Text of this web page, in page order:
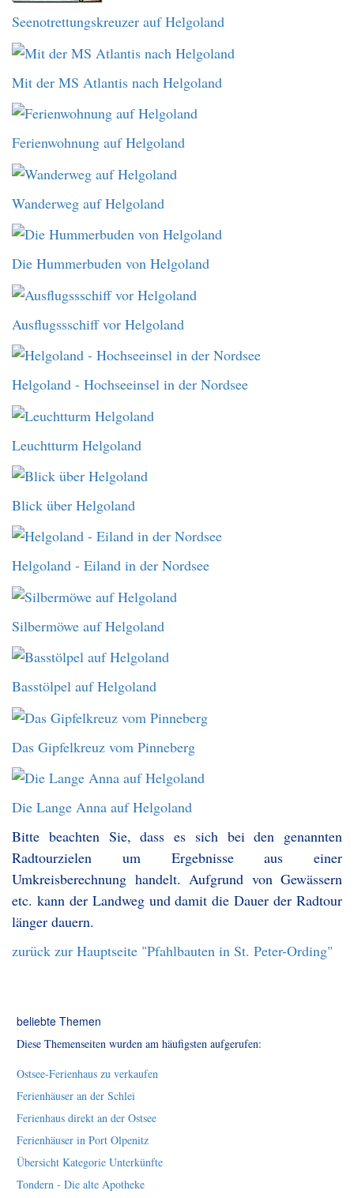
Seenotrettungskreuzer auf Helgoland
Mit der MS Atlantis nach Helgoland
Ferienwohnung auf Helgoland
Wanderweg auf Helgoland
Die Hummerbuden von Helgoland
Ausflugssschiff vor Helgoland
Helgoland - Hochseeinsel in der Nordsee
Leuchtturm Helgoland
Blick über Helgoland
Helgoland - Eiland in der Nordsee
Silbermöwe auf Helgoland
Basstölpel auf Helgoland
Das Gipfelkreuz vom Pinneberg
Die Lange Anna auf Helgoland
Bitte beachten Sie, dass es sich bei den genannten
Radtourzielen um Ergebnisse aus einer
Umkreisberechnung handelt. Aufgrund von Gewässern
etc. kann der Landweg und damit die Dauer der Radtour
länger dauern.
zurück zur Hauptseite "Pfahlbauten in St. Peter-Ording"
beliebte Themen
Diese Themenseiten wurden am häufigsten aufgerufen:
Ostsee-Ferienhaus zu verkaufen
Ferienhäuser an der Schlei
Ferienhaus direkt an der Ostsee
Ferienhäuser in Port Olpenitz
Übersicht Kategorie Unterkünfte
Tondern - Die alte Apotheke